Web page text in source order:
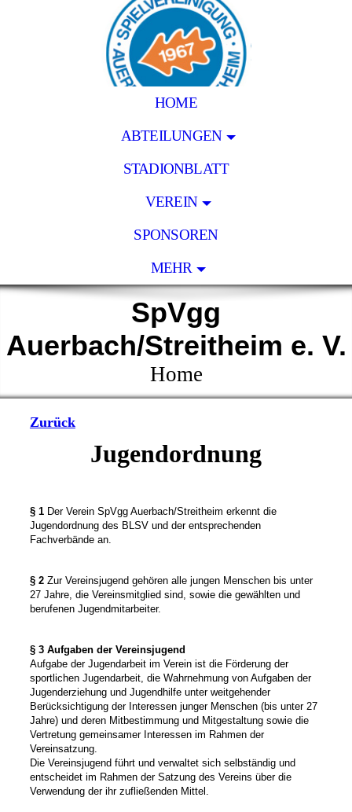
HOME
ABTEILUNGEN
STADIONBLATT
VEREIN
SPONSOREN
MEHR
SpVgg
Auerbach/Streitheim e. V.
Home
Zurück
Jugendordnung
§ 1Der Verein SpVgg Auerbach/Streitheim erkennt die
Jugendordnung des BLSV und der entsprechenden
Fachverbände an.
§ 2Zur Vereinsjugend gehören alle jungen Menschen bis unter
27 Jahre, die Vereinsmitglied sind, sowie die gewählten und
berufenen Jugendmitarbeiter.
§ 3 Aufgaben der Vereinsjugend
Aufgabe der Jugendarbeit im Verein ist die Förderung der
sportlichen Jugendarbeit, die Wahrnehmung von Aufgaben der
Jugenderziehung und Jugendhilfe unter weitgehender
Berücksichtigung der Interessen junger Menschen (bis unter 27
Jahre) und deren Mitbestimmung und Mitgestaltung sowie die
Vertretung gemeinsamer Interessen im Rahmen der
Vereinsatzung.
Die Vereinsjugend führt und verwaltet sich selbständig und
entscheidet im Rahmen der Satzung des Vereins über die
Verwendung der ihr zufließenden Mittel.